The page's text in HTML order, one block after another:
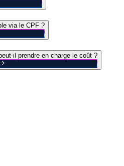
via le CPF ?
il prendre en charge le coût ?